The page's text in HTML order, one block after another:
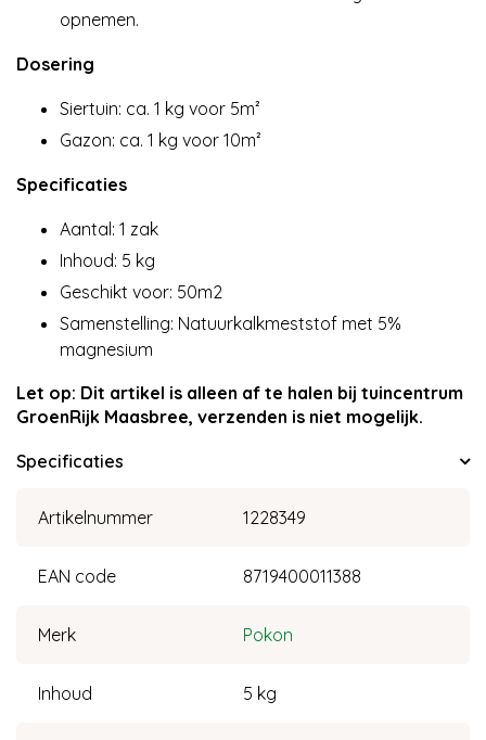
opnemen.
Dosering
Siertuin: ca. 1 kg voor 5m²
Gazon: ca. 1 kg voor 10m²
Specificaties
Aantal: 1 zak
Inhoud: 5 kg
Geschikt voor: 50m2
Samenstelling: Natuurkalkmeststof met 5%
magnesium
Let op: Dit artikel is alleen af te halen bij tuincentrum
GroenRijk Maasbree, verzenden is niet mogelijk.
Specificaties
Artikelnummer 1228349
EAN code 8719400011388
Merk Pokon
Inhoud 5 kg